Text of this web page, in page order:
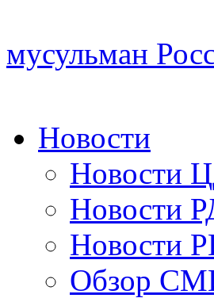
мусульман
Новости
Новости
Новости
Новости
Обзор